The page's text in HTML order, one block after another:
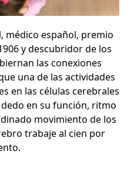
médico español, premio
y descubridor de los
las conexiones
una de las actividades
en las células cerebrales
en su función, ritmo
movimiento de los
trabaje al cien por